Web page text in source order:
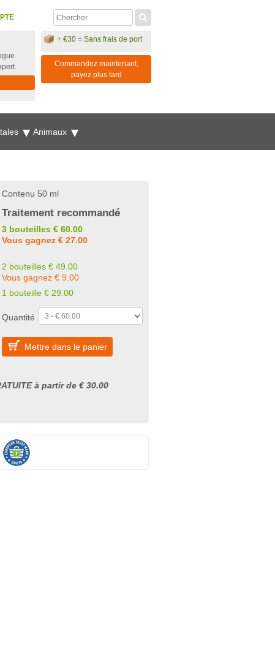
+ €30 = Sans frais de port
Commandez maintenant,
payez plus tard
Animaux
Contenu 50 ml
Traitement recommandé
3 bouteilles € 60.00
Vous gagnez € 27.00
2 bouteilles € 49.00
Vous gagnez € 9.00
1 bouteille € 29.00
Quantité
Mettre dans le panier
à partir de € 30.00